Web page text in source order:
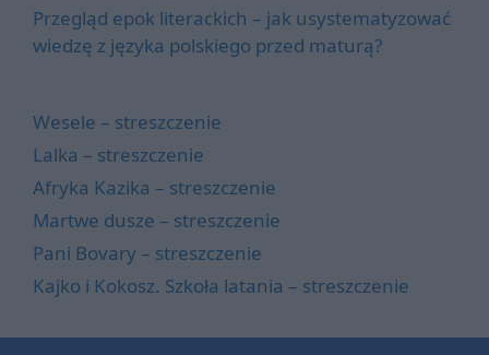
Przegląd epok literackich – jak usystematyzować
wiedzę z języka polskiego przed maturą?
Wesele – streszczenie
Lalka – streszczenie
Afryka Kazika – streszczenie
Martwe dusze – streszczenie
Pani Bovary – streszczenie
Kajko i Kokosz. Szkoła latania – streszczenie